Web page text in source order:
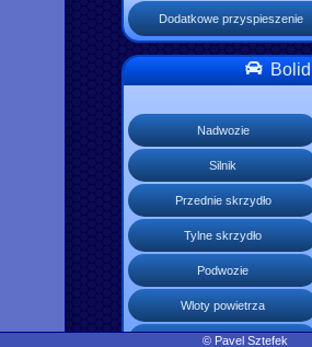
Dodatkowe przyspieszenie
Bolid
Nadwozie
Silnik
Przednie skrzydło
Tylne skrzydło
Podwozie
Wloty powietrza
Chłodzenie
© Pavel Sztefek